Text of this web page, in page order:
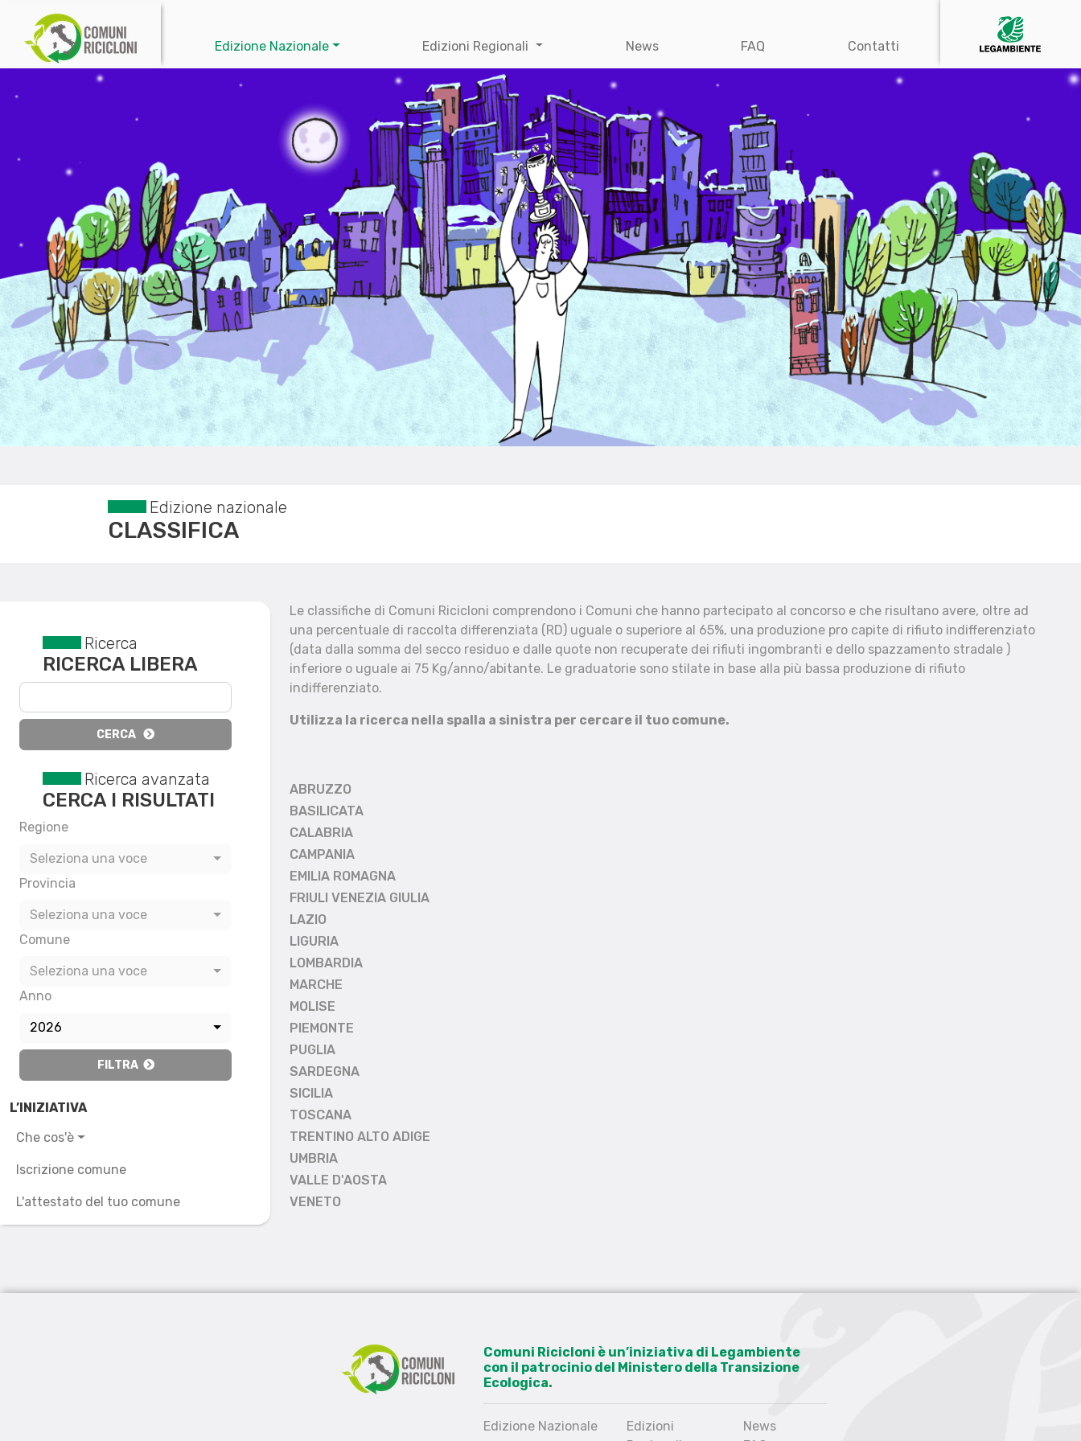
Edizione Nazionale Edizioni Regionali News FAQ Contatti
Edizione nazionale
CLASSIFICA
Reset filtri
Ricerca
RICERCA LIBERA
CERCA
Ricerca avanzata
CERCA I RISULTATI
Regione
Seleziona una voce
Provincia
Seleziona una voce
Comune
Seleziona una voce
Anno
2026
FILTRA
L’INIZIATIVA
Che cos'è
Iscrizione comune
L'attestato del tuo comune
Le classifiche di Comuni Ricicloni comprendono i Comuni che hanno partecipato al concorso e che risultano avere, oltre ad
una percentuale di raccolta differenziata (RD) uguale o superiore al 65%, una produzione pro capite di rifiuto indifferenziato
(data dalla somma del secco residuo e dalle quote non recuperate dei rifiuti ingombranti e dello spazzamento stradale )
inferiore o uguale ai 75 Kg/anno/abitante. Le graduatorie sono stilate in base alla più bassa produzione di rifiuto
indifferenziato.
Utilizza la ricerca nella spalla a sinistra per cercare il tuo comune.
ABRUZZO
BASILICATA
CALABRIA
CAMPANIA
EMILIA ROMAGNA
FRIULI VENEZIA GIULIA
LAZIO
LIGURIA
LOMBARDIA
MARCHE
MOLISE
PIEMONTE
PUGLIA
SARDEGNA
SICILIA
TOSCANA
TRENTINO ALTO ADIGE
UMBRIA
VALLE D'AOSTA
VENETO
Comuni Ricicloni è un’iniziativa di Legambiente
con il patrocinio del Ministero della Transizione
Ecologica.
Edizione Nazionale
Edizioni
News